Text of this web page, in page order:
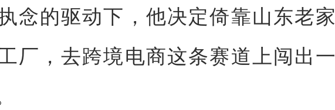
念的驱动下，他决定倚靠山东老家
厂，去跨境电商这条赛道上闯出一